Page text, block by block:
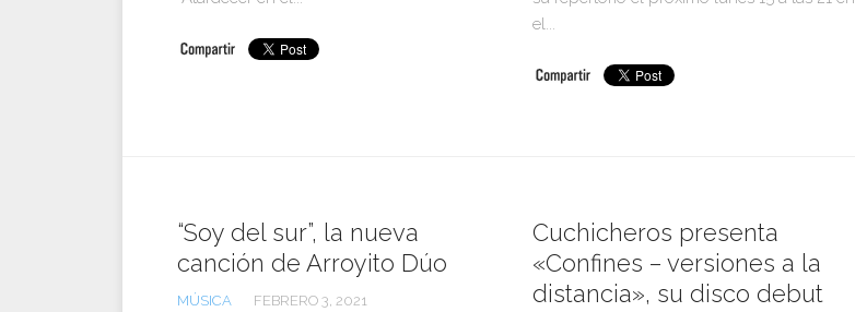
el...
“Soy del sur”, la nueva
canción de Arroyito Dúo
MÚSICA FEBRERO 3, 2021
Cuchicheros presenta
«Confines – versiones a la
distancia», su disco debut